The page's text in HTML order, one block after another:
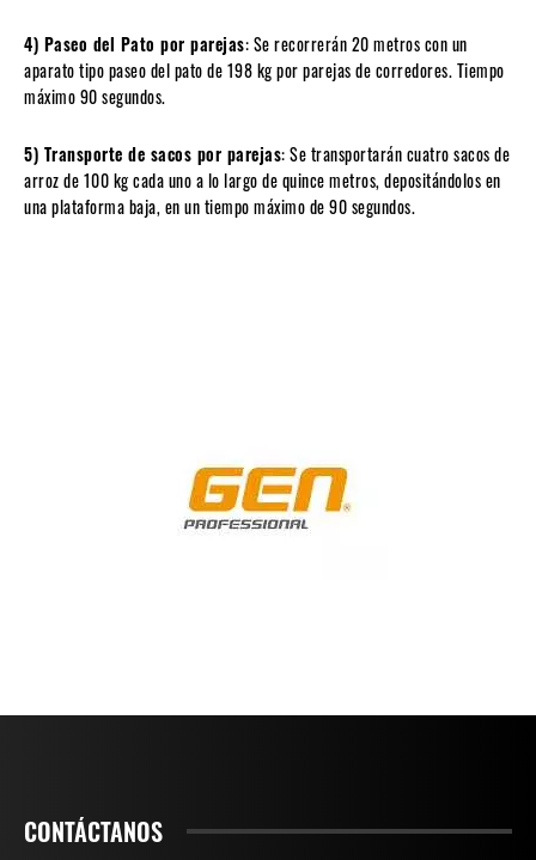
4) Paseo del Pato por parejas: Se recorrerán 20 metros con un
aparato tipo paseo del pato de 198 kg por parejas de corredores. Tiempo
máximo 90 segundos.
5) Transporte de sacos por parejas: Se transportarán cuatro sacos de
arroz de 100 kg cada uno a lo largo de quince metros, depositándolos en
una plataforma baja, en un tiempo máximo de 90 segundos.
CONTÁCTANOS